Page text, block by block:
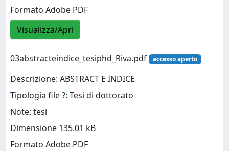
Formato Adobe PDF
Visualizza/Apri
03abstracteindice_tesiphd_Riva.pdf accesso aperto
Descrizione: ABSTRACT E INDICE
Tipologia file?: Tesi di dottorato
Note: tesi
Dimensione 135.01 kB
Formato Adobe PDF